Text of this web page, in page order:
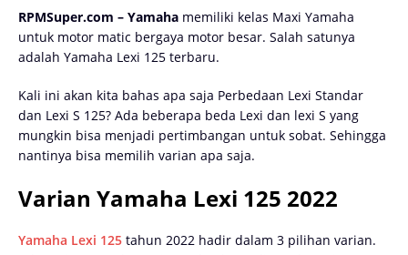
RPMSuper.com – Yamaha memiliki kelas Maxi Yamaha
untuk motor matic bergaya motor besar. Salah satunya
adalah Yamaha Lexi 125 terbaru.
Kali ini akan kita bahas apa saja Perbedaan Lexi Standar
dan Lexi S 125? Ada beberapa beda Lexi dan lexi S yang
mungkin bisa menjadi pertimbangan untuk sobat. Sehingga
nantinya bisa memilih varian apa saja.
Varian Yamaha Lexi 125 2022
Yamaha Lexi 125 tahun 2022 hadir dalam 3 pilihan varian.